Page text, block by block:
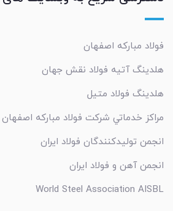
فولاد مبارکه اصفهان
هلدینگ آتیه فولاد نقش جهان
هلدینگ فولاد متیل
مراکز خدماتي شرکت فولاد مبارکه اصفهان
انجمن تولیدکنندگان فولاد ایران
انجمن آهن و فولاد ایران
World Steel Association AISBL